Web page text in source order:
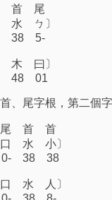
尾
ㄅ〕
5-
曰〕
01
尾字根，第二個字
首
小〕
38
人〕